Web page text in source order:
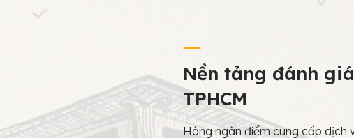
Nền tảng đánh
TPHCM
Hàng ngàn điểm cung cấp dịch